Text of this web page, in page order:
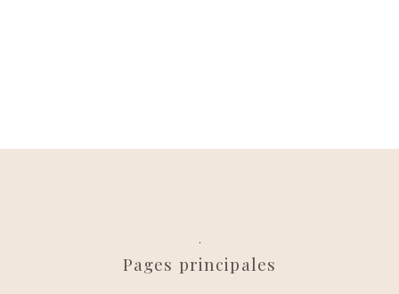
Pages principales